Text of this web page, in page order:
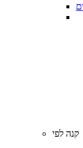
קנה לפי